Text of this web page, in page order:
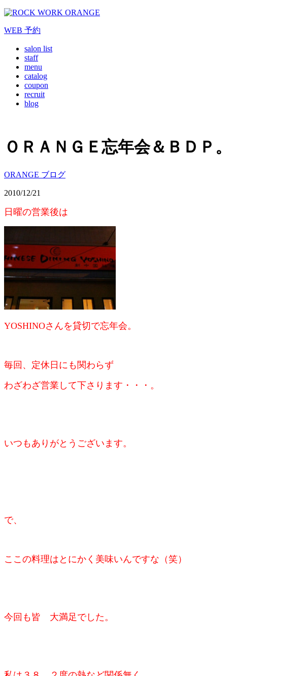
WEB 予約
salon list
staff
menu
catalog
coupon
recruit
blog
ＯＲＡＮＧＥ忘年会＆ＢＤＰ。
ORANGE ブログ
2010/12/21
日曜の営業後は
YOSHINOさんを貸切で忘年会。
毎回、定休日にも関わらず
わざわざ営業して下さります・・・。
いつもありがとうございます。
で、
ここの料理はとにかく美味いんですな（笑）
今回も皆 大満足でした。